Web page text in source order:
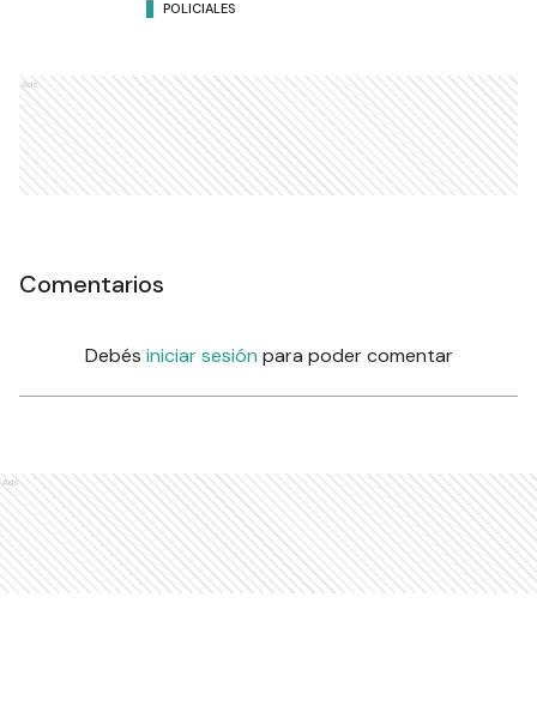
POLICIALES
Ads
Comentarios
Debés iniciar sesión para poder comentar
Ads